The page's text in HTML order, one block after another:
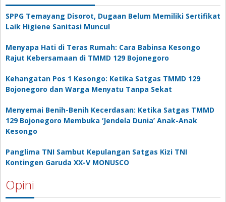
SPPG Temayang Disorot, Dugaan Belum Memiliki Sertifikat
Laik Higiene Sanitasi Muncul
Menyapa Hati di Teras Rumah: Cara Babinsa Kesongo
Rajut Kebersamaan di TMMD 129 Bojonegoro
Kehangatan Pos 1 Kesongo: Ketika Satgas TMMD 129
Bojonegoro dan Warga Menyatu Tanpa Sekat
Menyemai Benih-Benih Kecerdasan: Ketika Satgas TMMD
129 Bojonegoro Membuka ‘Jendela Dunia’ Anak-Anak
Kesongo
Panglima TNI Sambut Kepulangan Satgas Kizi TNI
Kontingen Garuda XX-V MONUSCO
Opini